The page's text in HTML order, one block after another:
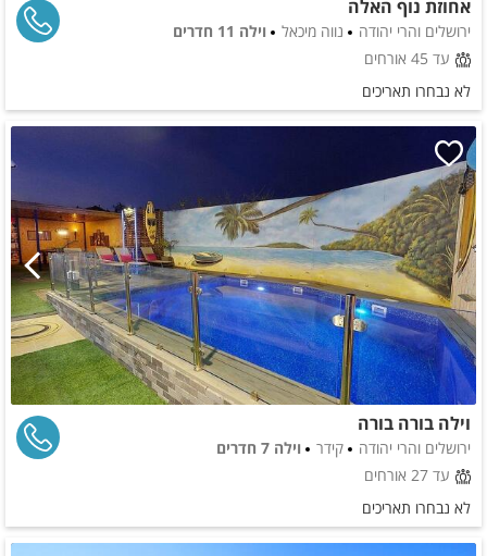
אחוזת נוף האלה
ירושלים והרי יהודה נווה מיכאל
וילה 11 חדרים
עד 45 אורחים
לא נבחרו תאריכים
וילה בורה בורה
ירושלים והרי יהודה קידר
וילה 7 חדרים
עד 27 אורחים
לא נבחרו תאריכים